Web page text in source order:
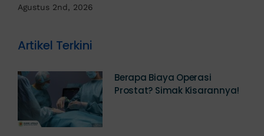
Juli 23rd, 2026
Artikel Terkini
Berapa Biaya Operasi
Prostat? Simak Kisarannya!